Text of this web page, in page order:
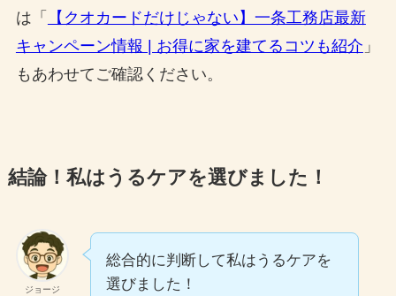
は「
【クオカードだけじゃない】一条工務店最新
キャンペーン情報 | お得に家を建てるコツも紹介 」
もあわせてご確認ください。
結論！私はうるケアを選びました！
ジョージ
総合的に判断して私はうるケアを
選びました！